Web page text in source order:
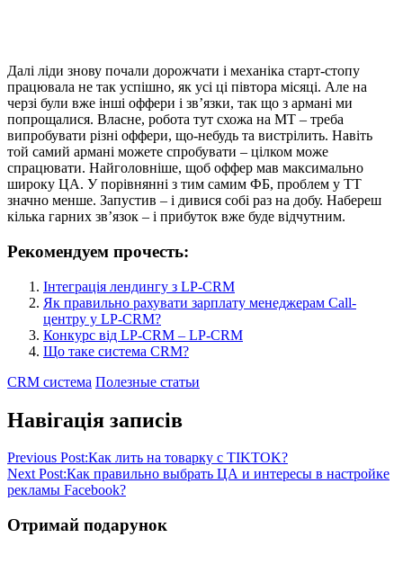
Далі ліди знову почали дорожчати і механіка старт-стопу
працювала не так успішно, як усі ці півтора місяці. Але на
черзі були вже інші оффери і зв’язки, так що з армані ми
попрощалися. Власне, робота тут схожа на МТ – треба
випробувати різні оффери, що-небудь та вистрілить. Навіть
той самий армані можете спробувати – цілком може
спрацювати. Найголовніше, щоб оффер мав максимально
широку ЦА. У порівнянні з тим самим ФБ, проблем у ТТ
значно менше. Запустив – і дивися собі раз на добу. Набереш
кілька гарних зв’язок – і прибуток вже буде відчутним.
Рекомендуем прочесть:
Інтеграція лендингу з LP-CRM
Як правильно рахувати зарплату менеджерам Call-
центру у LP-CRM?
Конкурс від LP-CRM – LP-CRM
Що таке система CRM?
CRM система Полезные статьи
Навігація записів
Previous Post:Как лить на товарку с TIKTOK?
Next Post:Как правильно выбрать ЦА и интересы в настройке
рекламы Facebook?
Отримай подарунок